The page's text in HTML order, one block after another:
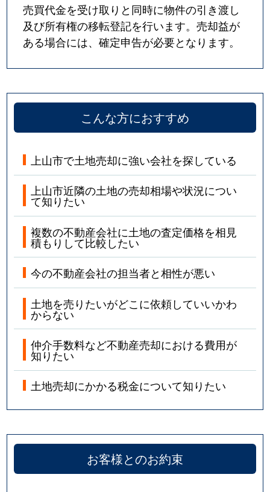
売買代金を受け取りと同時に物件の引き渡し
及び所有権の移転登記を行います。売却益が
ある場合には、確定申告が必要となります。
こんな方におすすめ
上山市で土地売却に強い会社を探している
上山市近隣の土地の売却相場や状況につい
て知りたい
複数の不動産会社に土地の査定価格を相見
積もりして比較したい
今の不動産会社の担当者と相性が悪い
土地を売りたいがどこに依頼していいかわ
からない
仲介手数料など不動産売却における費用が
知りたい
土地売却にかかる税金について知りたい
お客様とのお約束